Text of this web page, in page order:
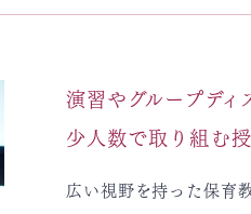
演習やグループディ
少人数で取り組む
広い視野を持った保育